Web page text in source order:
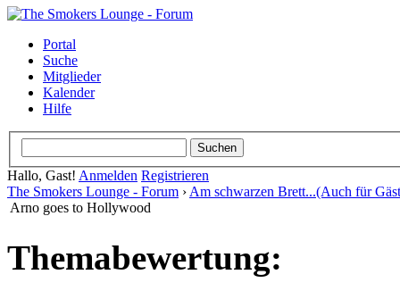
Portal
Suche
Mitglieder
Kalender
Hilfe
Hallo, Gast! Anmelden Registrieren
The Smokers Lounge - Forum › Am schwarzen Brett...(Auch für
Arno goes to Hollywood
Themabewertung: